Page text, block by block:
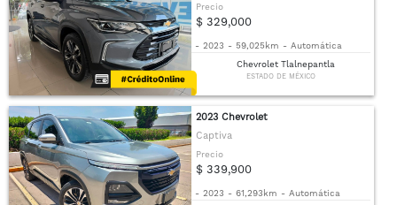
Precio
$ 329,000
- 2023 - 59,025km - Automática
Chevrolet Tlalnepantla
ESTADO DE MÉXICO
2023 Chevrolet
Captiva
Precio
$ 339,900
- 2023 - 61,293km - Automática